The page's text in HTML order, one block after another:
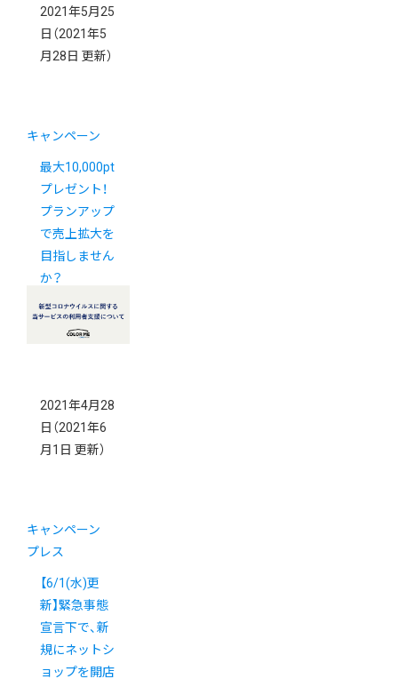
2021年5月25
日 （2021年5
月28日 更新）
キャンペーン
最大10,000pt
プレゼント！
プランアップ
で売上拡大を
目指しません
か？
2021年4月28
日 （2021年6
月1日 更新）
キャンペーン
プレス
【6/1(水)更
新】緊急事態
宣言下で、新
規にネットシ
ョップを開店